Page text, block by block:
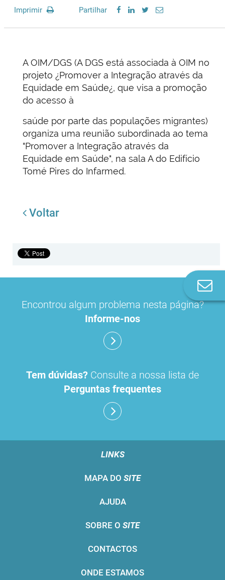
Imprimir Partilhar
A OIM/DGS (A DGS está associada à OIM no
projeto ¿Promover a Integração através da
Equidade em Saúde¿, que visa a promoção
do acesso à
saúde por parte das populações migrantes)
organiza uma reunião subordinada ao tema
"Promover a Integração através da
Equidade em Saúde", na sala A do Edifício
Tomé Pires do Infarmed.
Voltar
Encontrou algum problema nesta página?
Informe-nos
Tem dúvidas? Consulte a nossa lista de
Perguntas frequentes
LINKS
MAPA DO SITE
AJUDA
SOBRE O SITE
CONTACTOS
ONDE ESTAMOS